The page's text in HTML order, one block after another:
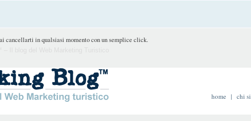
cancellarti in qualsiasi momento con un semplice click.
home | chi